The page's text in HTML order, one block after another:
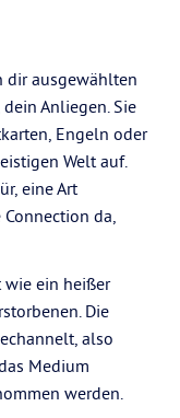
dir ausgewählten
Anliegen. Sie
Engeln oder
Welt auf.
eine Art
da,
ein heißer
Die
also
Medium
werden.